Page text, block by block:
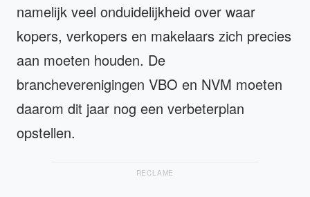
namelijk veel onduidelijkheid over waar
kopers, verkopers en makelaars zich precies
aan moeten houden. De
brancheverenigingen VBO en NVM moeten
daarom dit jaar nog een verbeterplan
opstellen.
RECLAME